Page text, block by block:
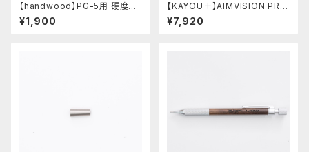
【handwood】PG-5用 硬度表
示窓 (ステンレス/六角窓)
¥1,900
【KAYOU＋】AIMVISION PR
O/エイムビジョンプロ (メテオブ
ラック)
¥7,920